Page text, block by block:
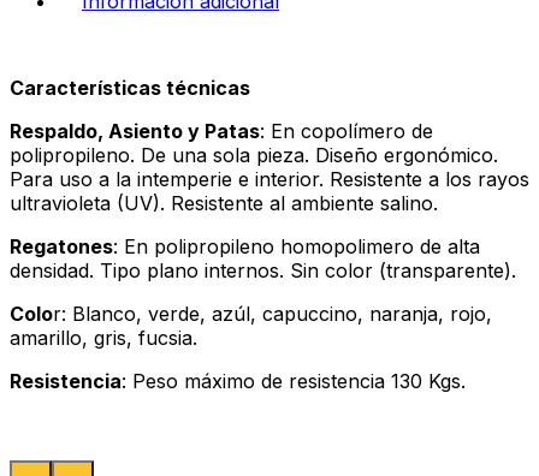
Características técnicas
Respaldo, Asiento y Patas: En copolímero de
polipropileno. De una sola pieza. Diseño ergonómico.
Para uso a la intemperie e interior. Resistente a los rayos
ultravioleta (UV). Resistente al ambiente salino.
Regatones: En polipropileno homopolimero de alta
densidad. Tipo plano internos. Sin color (transparente).
Color: Blanco, verde, azúl, capuccino, naranja, rojo,
amarillo, gris, fucsia.
Resistencia: Peso máximo de resistencia 130 Kgs.